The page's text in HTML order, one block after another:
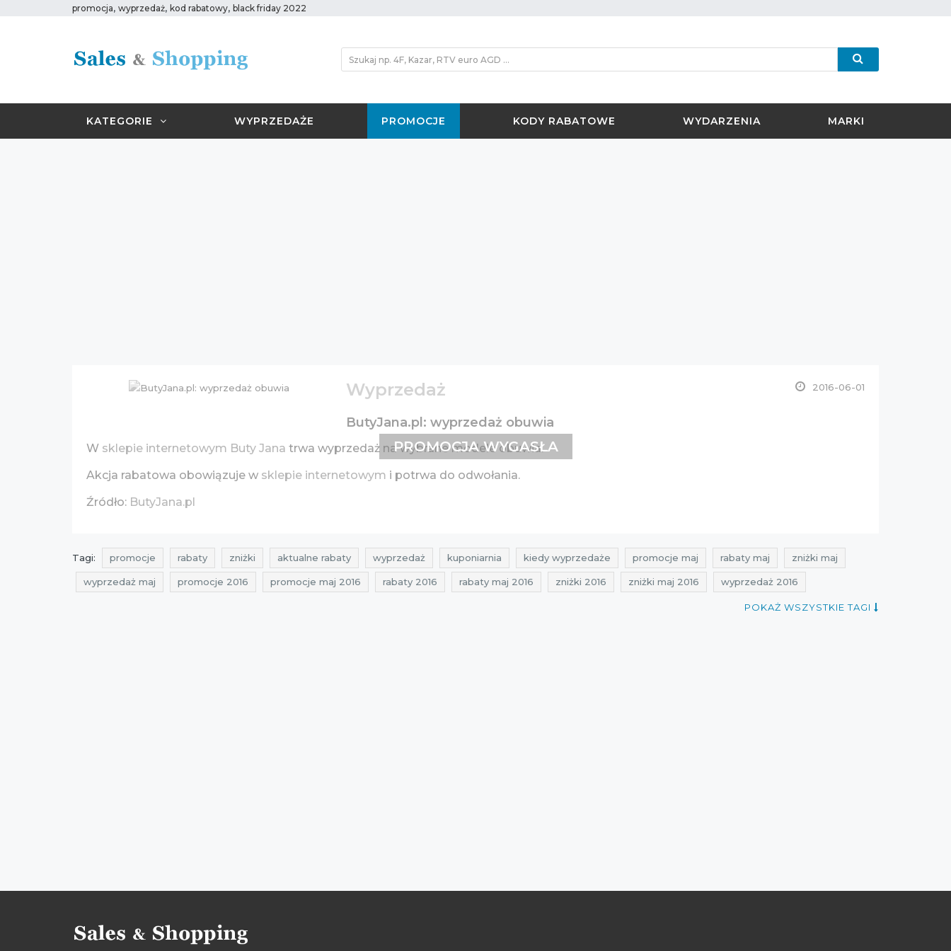
promocja, wyprzedaż, kod rabatowy, black friday 2022
KATEGORIE WYPRZEDAŻE PROMOCJE KODY RABATOWE WYDARZENIA MARKI
Wyprzedaż 2016-06-01
ButyJana.pl: wyprzedaż obuwia
W sklepie internetowym Buty Jana trwa wyprzedaż na wybrane modele obuwia.
Akcja rabatowa obowiązuje w sklepie internetowym i potrwa do odwołania.
Źródło: ButyJana.pl
PROMOCJA WYGASŁA
Tagi: promocje rabaty zniżki aktualne rabaty wyprzedaż kuponiarnia kiedy wyprzedaże promocje maj rabaty maj zniżki maj
wyprzedaż maj promocje 2016 promocje maj 2016 rabaty 2016 rabaty maj 2016 zniżki 2016 zniżki maj 2016 wyprzedaż 2016
POKAŻ WSZYSTKIE TAGI